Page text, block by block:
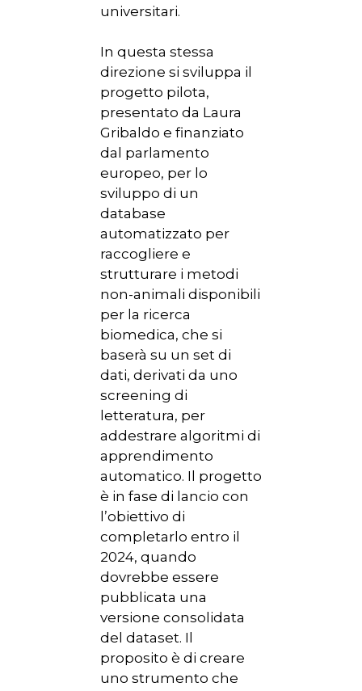
universitari.
In questa stessa
direzione si sviluppa il
progetto pilota,
presentato da Laura
Gribaldo e finanziato
dal parlamento
europeo, per lo
sviluppo di un
database
automatizzato per
raccogliere e
strutturare i metodi
non-animali disponibili
per la ricerca
biomedica, che si
baserà su un set di
dati, derivati da uno
screening di
letteratura, per
addestrare algoritmi di
apprendimento
automatico. Il progetto
è in fase di lancio con
l’obiettivo di
completarlo entro il
2024, quando
dovrebbe essere
pubblicata una
versione consolidata
del dataset. Il
proposito è di creare
uno strumento che